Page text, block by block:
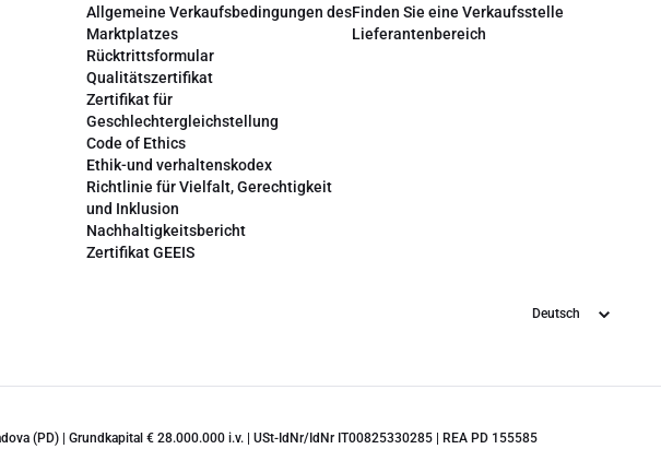
Allgemeine Verkaufsbedingungen des
Marktplatzes
Rücktrittsformular
Qualitätszertifikat
Zertifikat für
Geschlechtergleichstellung
Code of Ethics
Ethik-und verhaltenskodex
Richtlinie für Vielfalt, Gerechtigkeit
und Inklusion
Nachhaltigkeitsbericht
Zertifikat GEEIS
Finden Sie eine Verkaufsstelle
Lieferantenbereich
Sprache
(PD) | Grundkapital € 28.000.000 i.v. | USt-IdNr/IdNr IT00825330285 | REA PD 155585